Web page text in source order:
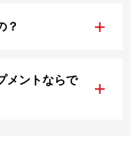
？ +
メントならで
+